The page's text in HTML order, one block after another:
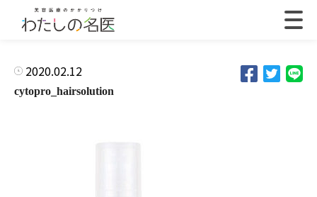
2020.02.12
cytopro_hairsolution